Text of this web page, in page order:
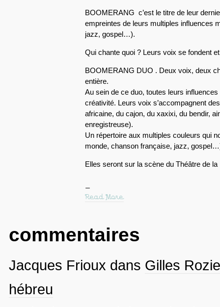
BOOMERANG c’est le titre de leur
empreintes de leurs multiples influences
jazz, gospel…).
Qui chante quoi ? Leurs voix se fondent
BOOMERANG DUO . Deux voix, deux
entière.
Au sein de ce duo, toutes leurs
créativité. Leurs voix s’accompagnent
africaine, du cajon, du xaxixi, du bendir,
enregistreuse).
Un répertoire aux multiples couleurs qui
monde, chanson française, jazz,
Elles seront sur la scène du Théâtre de
Read More
commentaires
Jacques Frioux dans Gilles
hébreu